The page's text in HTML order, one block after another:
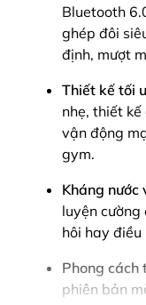
Bluetooth
ghép đôi
định, mượt
Thiết kế tối
nhẹ, thiết
vận động
gym.
Kháng nước
luyện cường
hôi hay
Phong cách
phiên bản